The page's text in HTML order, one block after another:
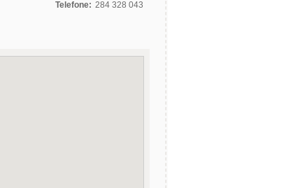
Telefone: 284 328 043